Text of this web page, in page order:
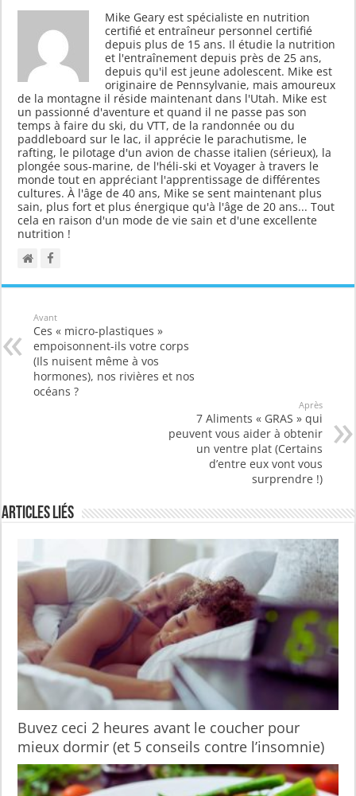
Mike Geary est spécialiste en nutrition
certifié et entraîneur personnel certifié
depuis plus de 15 ans. Il étudie la nutrition
et l'entraînement depuis près de 25 ans,
depuis qu'il est jeune adolescent. Mike est
originaire de Pennsylvanie, mais amoureux
de la montagne il réside maintenant dans l'Utah. Mike est
un passionné d'aventure et quand il ne passe pas son
temps à faire du ski, du VTT, de la randonnée ou du
paddleboard sur le lac, il apprécie le parachutisme, le
rafting, le pilotage d'un avion de chasse italien (sérieux), la
plongée sous-marine, de l'héli-ski et Voyager à travers le
monde tout en appréciant l'apprentissage de différentes
cultures. À l'âge de 40 ans, Mike se sent maintenant plus
sain, plus fort et plus énergique qu'à l'âge de 20 ans... Tout
cela en raison d'un mode de vie sain et d'une excellente
nutrition !
Avant
Ces « micro-plastiques »
empoisonnent-ils votre corps
(Ils nuisent même à vos
hormones), nos rivières et nos
océans ?
Après
7 Aliments « GRAS » qui
peuvent vous aider à obtenir
un ventre plat (Certains
d’entre eux vont vous
surprendre !)
Articles liés
Buvez ceci 2 heures avant le coucher pour
mieux dormir (et 5 conseils contre l’insomnie)